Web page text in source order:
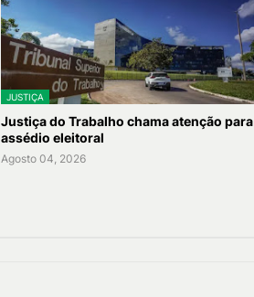
JUSTIÇA
Justiça do Trabalho chama atenção para
assédio eleitoral
Agosto 04, 2026